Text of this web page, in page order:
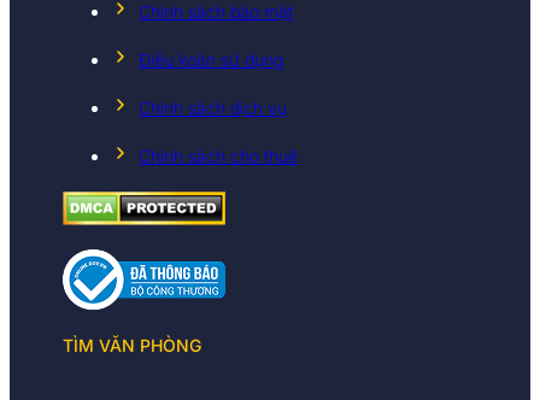
Chính sách bảo mật
Điều koản sử dụng
Chính sách dịch vụ
Chính sách cho thuê
TÌM VĂN PHÒNG